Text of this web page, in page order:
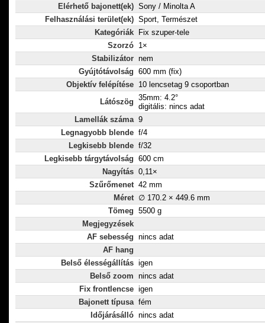
Elérhető bajonett(ek) Sony / Minolta A
Felhasználási terület(ek) Sport, Természet
Kategóriák
Fix szuper-tele
Szorzó 1×
Stabilizátor nem
Gyújtótávolság 600 mm (fix)
Objektív felépítése 10 lencsetag 9 csoportban
Látószög 35mm: 4.2°
digitális: nincs adat
Lamellák száma 9
Legnagyobb blende f/4
Legkisebb blende f/32
Legkisebb tárgytávolság 600 cm
Nagyítás 0,11×
Szűrőmenet 42 mm
Méret ∅ 170.2 × 449.6 mm
Tömeg 5500 g
Megjegyzések
AF sebesség nincs adat
AF hang
Belső élességállítás igen
Belső zoom nincs adat
Fix frontlencse igen
Bajonett típusa fém
Időjárásálló nincs adat